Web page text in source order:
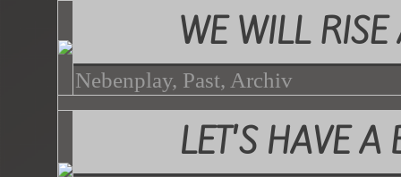
WE WILL
Nebenplay, Past, Archiv
LET'S HAVE A